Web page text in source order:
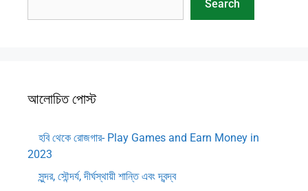
Search
আলোচিত পোস্ট
হবি থেকে রোজগার- Play Games and Earn Money in
2023
সুন্দর, সৌন্দর্য, দীর্ঘস্থায়ী শান্তি এবং দ্বন্দ্ব